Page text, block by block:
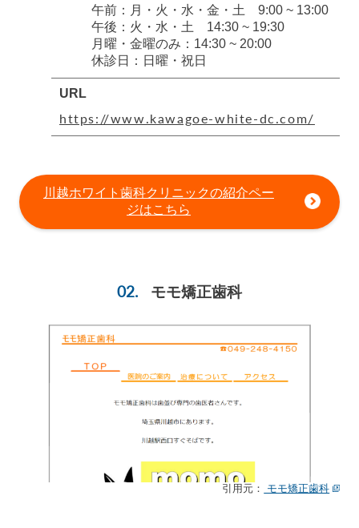
午前：月・火・水・金・土 9:00 ~ 13:00
午後：火・水・土 14:30 ~ 19:30
月曜・金曜のみ：14:30 ~ 20:00
休診日：日曜・祝日
URL
https://www.kawagoe-white-dc.com/
川越ホワイト歯科クリニックの紹介ペー
ジはこちら
モモ矯正歯科
引用元： モモ矯正歯科